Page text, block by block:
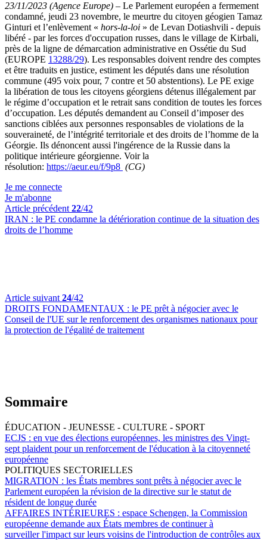
23/11/2023 (Agence Europe) – Le Parlement européen a fermement
condamné, jeudi 23 novembre, le meurtre du citoyen géogien Tamaz
Ginturi et l’enlèvement « hors-la-loi » de Levan Dotiashvili - depuis
libéré - par les forces d'occupation russes, dans le village de Kirbali,
près de la ligne de démarcation administrative en Ossétie du Sud
(EUROPE 13288/29). Les responsables doivent rendre des comptes
et être traduits en justice, estiment les députés dans une résolution
commune (495 voix pour, 7 contre et 50 abstentions). Le PE exige
la libération de tous les citoyens géorgiens détenus illégalement par
le régime d’occupation et le retrait sans condition de toutes les forces
d’occupation. Les députés demandent au Conseil d’imposer des
sanctions ciblées aux personnes responsables de violations de la
souveraineté, de l’intégrité territoriale et des droits de l’homme de la
Géorgie. Ils dénoncent aussi l'ingérence de la Russie dans la
politique intérieure géorgienne. Voir la
résolution: https://aeur.eu/f/9p8 (CG)
Je me connecte
Je m'abonne
Article précédent 22/42
IRAN : le PE condamne la détérioration continue de la situation des
droits de l’homme
Article suivant 24/42
DROITS FONDAMENTAUX : le PE prêt à négocier avec le
Conseil de l'UE sur le renforcement des organismes nationaux pour
la protection de l'égalité de traitement
Sommaire
ÉDUCATION - JEUNESSE - CULTURE - SPORT
ECJS : en vue des élections européennes, les ministres des Vingt-
sept plaident pour un renforcement de l'éducation à la citoyenneté
européenne
POLITIQUES SECTORIELLES
MIGRATION : les États membres sont prêts à négocier avec le
Parlement européen la révision de la directive sur le statut de
résident de longue durée
AFFAIRES INTÉRIEURES : espace Schengen, la Commission
européenne demande aux États membres de continuer à
surveiller l'impact sur leurs voisins de l'introduction de contrôles aux